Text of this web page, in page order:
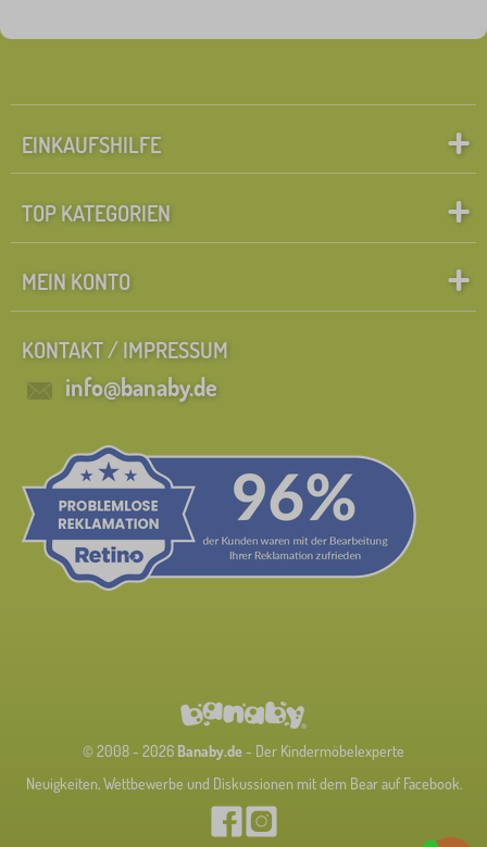
EINKAUFSHILFE
TOP KATEGORIEN
MEIN KONTO
KONTAKT / IMPRESSUM
info@banaby.de
© 2008 - 2026 Banaby.de- Der Kindermöbelexperte
Neuigkeiten, Wettbewerbe und Diskussionen mit dem Bear auf Facebook.